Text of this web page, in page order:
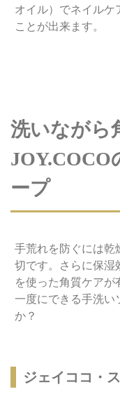
オイル）でネイルケ
ことが出来ます。
洗いながら
JOY.COCO
ープ
手荒れを防ぐには乾
切です。さらに保湿
を使った角質ケア
一度にできる手洗い
か？
ジェイココ・